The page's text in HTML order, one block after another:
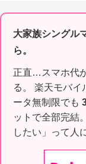
大家族シングル
ら。
正直…スマホ代
る。 楽天モバイ
ータ無制限でも
ットで全部完結
したい」って人